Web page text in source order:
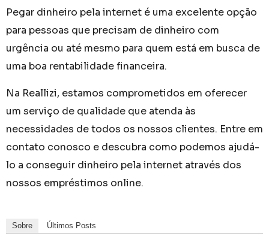
Pegar dinheiro pela internet é uma excelente opção
para pessoas que precisam de dinheiro com
urgência ou até mesmo para quem está em busca de
uma boa rentabilidade financeira.
Na Reallizi, estamos comprometidos em oferecer
um serviço de qualidade que atenda às
necessidades de todos os nossos clientes. Entre em
contato conosco e descubra como podemos ajudá-
lo a conseguir dinheiro pela internet através dos
nossos empréstimos online.
Sobre Últimos Posts